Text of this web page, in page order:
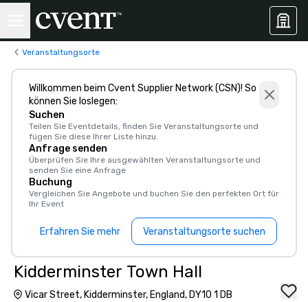
Veranstaltungsorte
Willkommen beim Cvent Supplier Network (CSN)! So
können Sie loslegen:
Suchen
Teilen Sie Eventdetails, finden Sie Veranstaltungsorte und
fügen Sie diese Ihrer Liste hinzu.
Anfrage senden
Überprüfen Sie Ihre ausgewählten Veranstaltungsorte und
senden Sie eine Anfrage
Buchung
Vergleichen Sie Angebote und buchen Sie den perfekten Ort für
Ihr Event
Erfahren Sie mehr Veranstaltungsorte suchen
Kidderminster Town Hall
Vicar Street, Kidderminster, England, DY10 1 DB